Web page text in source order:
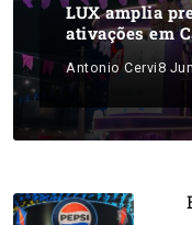
LUX amplia
ativações em
Antonio Cervi8